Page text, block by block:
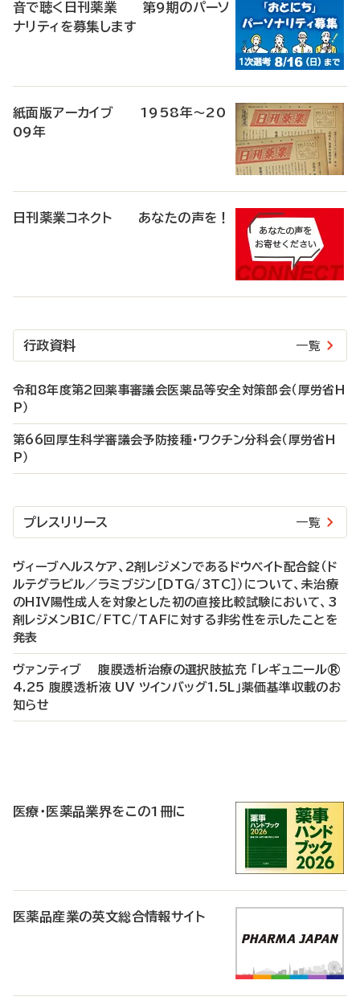
音で聴く日刊薬業 第9期のパーソ
ナリティを募集します
紙面版アーカイブ 1958年～20
09年
日刊薬業コネクト あなたの声を！
行政資料 一覧
令和8年度第2回薬事審議会医薬品等安全対策部会（厚労省H
P）
第66回厚生科学審議会予防接種・ワクチン分科会（厚労省H
P）
プレスリリース 一覧
ヴィーブヘルスケア、2剤レジメンであるドウベイト配合錠（ド
ルテグラビル／ラミブジン［DTG/3TC］）について、未治療
のHIV陽性成人を対象とした初の直接比較試験において、3
剤レジメンBIC/FTC/TAFに対する非劣性を示したことを
発表
ヴァンティブ 腹膜透析治療の選択肢拡充 「レギュニール®
4.25 腹膜透析液 UV ツインバッグ1.5L」薬価基準収載のお
知らせ
医療・医薬品業界をこの1冊に
医薬品産業の英文総合情報サイト